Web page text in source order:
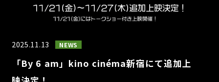
2025.11.13 NEWS
「By 6 am」kino cinéma新宿にて追加上